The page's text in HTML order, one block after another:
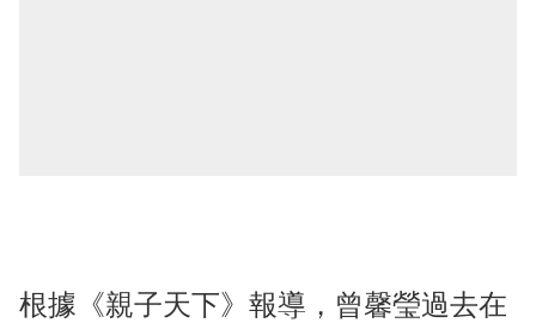
根據《親子天下》報導，曾馨瑩過去在